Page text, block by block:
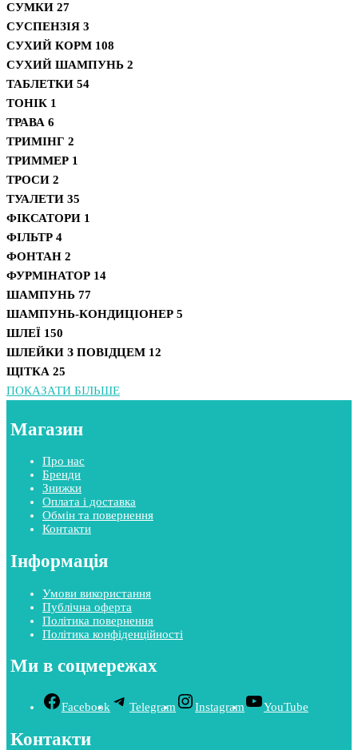
СУМКИ 27
СУСПЕНЗІЯ 3
СУХИЙ КОРМ 108
СУХИЙ ШАМПУНЬ 2
ТАБЛЕТКИ 54
ТОНІК 1
ТРАВА 6
ТРИМІНГ 2
ТРИММЕР 1
ТРОСИ 2
ТУАЛЕТИ 35
ФІКСАТОРИ 1
ФІЛЬТР 4
ФОНТАН 2
ФУРМІНАТОР 14
ШАМПУНЬ 77
ШАМПУНЬ-КОНДИЦІОНЕР 5
ШЛЕЇ 150
ШЛЕЙКИ З ПОВІДЦЕМ 12
ЩІТКА 25
ПОКАЗАТИ БІЛЬШЕ
Магазин
Про нас
Бренди
Знижки
Оплата і доставка
Обмін та повернення
Контакти
Інформація
Умови використання
Публічна оферта
Політика повернення
Політика конфіденційності
Ми в соцмережах
Facebook Telegram Instagram YouTube
Контакти